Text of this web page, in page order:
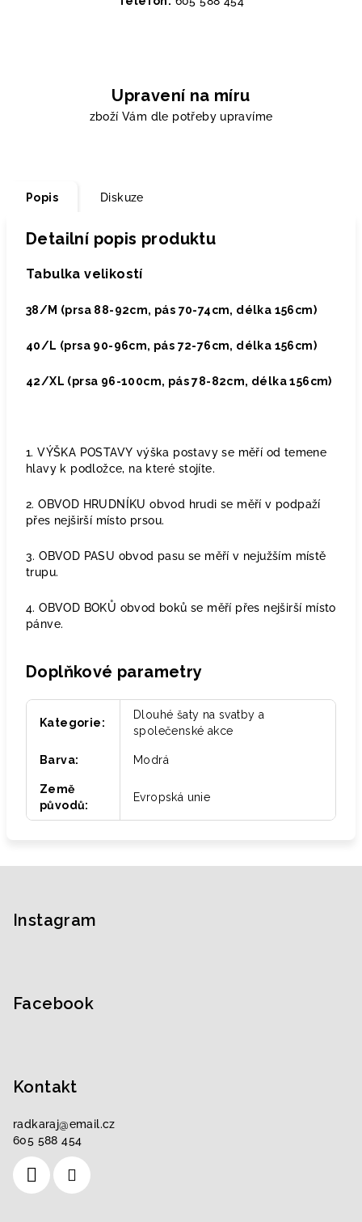
Upravení na míru
zboží Vám dle potřeby upravíme
Popis Diskuze
Detailní popis produktu
Tabulka velikostí
38/M (prsa 88-92cm, pás 70-74cm, délka 156cm)
40/L (prsa 90-96cm, pás 72-76cm, délka 156cm)
42/XL (prsa 96-100cm, pás78-82cm, délka156cm)
1. VÝŠKA POSTAVY výška postavy se měří od temene
hlavy k podložce, na které stojíte.
2. OBVOD HRUDNÍKU obvod hrudi se měří v podpaží
přes nejširší místo prsou.
3. OBVOD PASU obvod pasu se měří v nejužším místě
trupu.
4. OBVOD BOKŮ obvod boků se měří přes nejširší místo
pánve.
Doplňkové parametry
Kategorie:
Dlouhé šaty na svatby a
společenské akce
Barva: Modrá
Země
původů:
Evropská unie
Instagram
Facebook
Kontakt
radkaraj@email.cz
605 588 454